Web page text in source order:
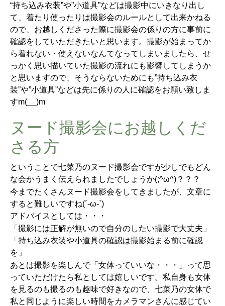
“持ち込み衣装”や”小道具”などは撮影中にいきなり出し
て、着たり使ったりは撮影会のルールとして出来かねる
ので、お越しくださった際に撮影会の係りの方に事前に
確認をしていただきたいと思います。撮影が始まってか
ら着れない・使えないなんてなってしまいましたら、せ
っかく思い描いていた撮影の流れにも影響してしまうか
と思いますので、そうならないためにも”持ち込み衣
装”や”小道具”などは先に係りの人に確認をお願い致しま
すm(__)m
ヌード撮影会にお越しくだ
さる方
ということで七菜乃のヌード撮影会ですが少しでもどん
な会かうまく伝えられましたでしょうか(;^ω^)？？？
今までたくさんヌード撮影会をしてきましたが、文章に
すると難しいですね(´-ω-`)
アドバイスとしては・・・
「撮影には正解が無いので自分のしたい撮影で大丈夫」
「持ち込み衣装や小道具の確認は撮影始まる前に確認
を」
あとは撮影を楽しんで「女体っていいな・・・」って思
っていただけたら私としては嬉しいです。私自身も女体
を見るのも撮るのも趣味で好きなので、七菜乃の女体で
私と同じように楽しい時間をカメラマンさんに感じてい